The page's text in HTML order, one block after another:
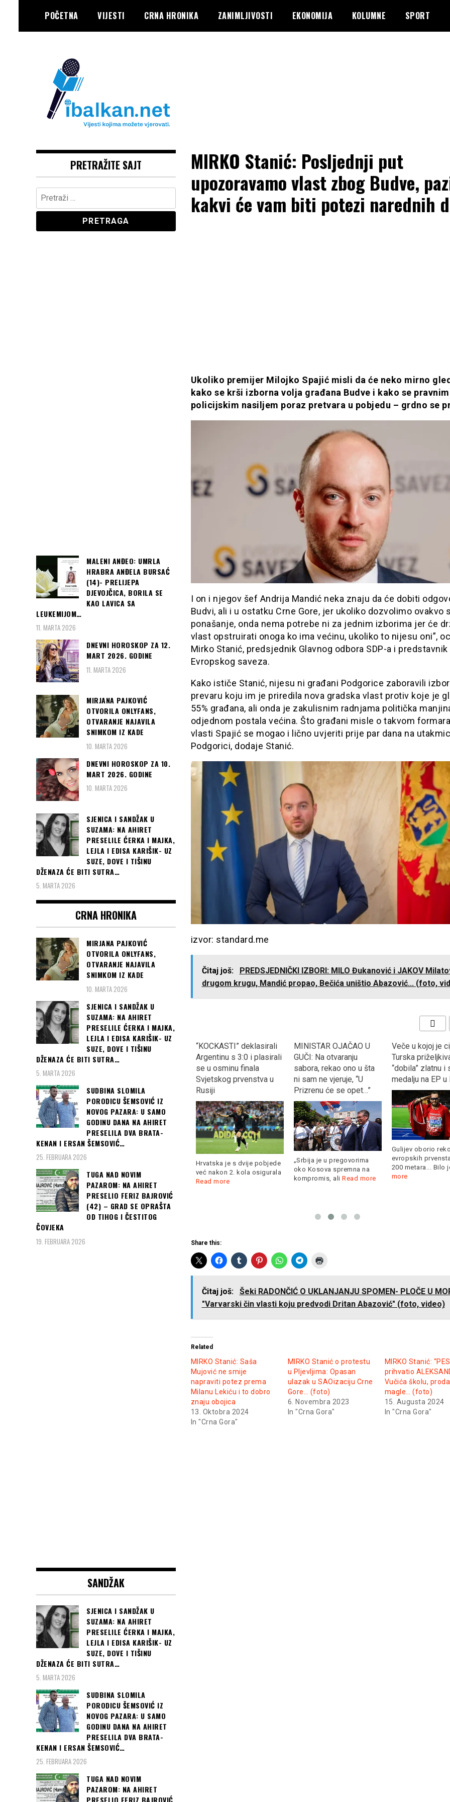
content
POČETNA VIJESTI CRNA HRONIKA ZANIMLJIVOSTI EKONOMIJA KOLUMNE SPORT
IBALKAN
MIRKO Stanić: Posljednji put
upozoravamo vlast zbog Budve,
kakvi će vam biti potezi narednih
Ukoliko premijer Milojko Spajić misli da će neko mirno
kako se krši izborna volja građana Budve i kako se
policijskim nasiljem poraz pretvara u pobjedu – grdno se
I on i njegov šef Andrija Mandić neka znaju da će dobiti
Budvi, ali i u ostatku Crne Gore, jer ukoliko dozvolimo ovakvo
ponašanje, onda nema potrebe ni za jednim izborima jer će
vlast opstruirati onoga ko ima većinu, ukoliko to nijesu oni”,
Mirko Stanić, predsjednik Glavnog odbora SDP-a i predstavnik
Evropskog saveza.
Kako ističe Stanić, nijesu ni građani Podgorice zaboravili
prevaru koju im je priredila nova gradska vlast protiv koje je
55% građana, ali onda je zakulisnim radnjama politička
odjednom postala većina. Što građani misle o takvom
vlasti Spajić se mogao i lično uvjeriti prije par dana na
Podgorici, dodaje Stanić.
izvor: standard.me
Čitaj još:
PREDSJEDNIČKI IZBORI: MILO Đukanović i JAKOV
drugom krugu, Mandić propao, Bečića uništio Abazović... (foto,
Veče u kojoj je cijela
Turska priželjkivala i
“dobila” zlatnu i srebrenu
evropskih prvenstava na
ZAGREB: Kontraverzni
Marko Tompson opet
Kada je hrvatske fudbalere
u Zagrebu dočekalo pola
“KOCKASTI” deklasirali
Argentinu s 3:0 i plasirali
se u osminu finala
Svjetskog prvenstva u
Rusiji
Hrvatska je s dvije pobjede
već nakon 2. kola osigurala
Read more
MINISTAR OJAČAO U
GUČI: Na otvaranju
sabora, rekao ono u šta
ni sam ne vjeruje, “U
Prizrenu će se opet…”
„Srbija je u pregovorima
oko Kosova spremna na
kompromis, ali Read more
Veče u kojoj je
Turska
“dobila” zlatnu i
medalju na EP u
Gulijev oborio
evropskih
200 metara... Bilo
more
Share this:
Čitaj još:
Šeki RADONČIĆ O UKLANJANJU SPOMEN- PLOČE U
"Varvarski čin vlasti koju predvodi Dritan Abazović" (foto, video)
Related
MIRKO Stanić: Saša
Mujović ne smije
napraviti potez prema
Milanu Lekiću i to dobro
znaju obojica
13. Oktobra 2024
In "Crna Gora"
MIRKO Stanić o protestu
u Pljevljima: Opasan
ulazak u SAOizaciju Crne
Gore… (foto)
6. Novembra 2023
In "Crna Gora"
MIRKO Stanić:
prihvatio
Vučića školu,
magle… (foto)
15. Augusta 2024
In "Crna Gora"
PRETRAŽITE SAJT
Pretraga:
MALENI ANĐEO: UMRLA
HRABRA ANĐELA BURSAĆ
(14)- PRELIJEPA
DJEVOJČICA, BORILA SE
KAO LAVICA SA
LEUKEMIJOM…
11. MARTA 2026
DNEVNI HOROSKOP ZA 12.
MART 2026. GODINE
11. MARTA 2026
MIRJANA PAJKOVIĆ
OTVORILA ONLYFANS,
OTVARANJE NAJAVILA
SNIMKOM IZ KADE
10. MARTA 2026
DNEVNI HOROSKOP ZA 10.
MART 2026. GODINE
10. MARTA 2026
SJENICA I SANDŽAK U
SUZAMA: NA AHIRET
PRESELILE ĆERKA I MAJKA,
LEJLA I EDISA KARIŠIK- UZ
SUZE, DOVE I TIŠINU
DŽENAZA ĆE BITI SUTRA…
5. MARTA 2026
CRNA HRONIKA
MIRJANA PAJKOVIĆ
OTVORILA ONLYFANS,
OTVARANJE NAJAVILA
SNIMKOM IZ KADE
10. MARTA 2026
SJENICA I SANDŽAK U
SUZAMA: NA AHIRET
PRESELILE ĆERKA I MAJKA,
LEJLA I EDISA KARIŠIK- UZ
SUZE, DOVE I TIŠINU
DŽENAZA ĆE BITI SUTRA…
5. MARTA 2026
SUDBINA SLOMILA
PORODICU ŠEMSOVIĆ IZ
NOVOG PAZARA: U SAMO
GODINU DANA NA AHIRET
PRESELILA DVA BRATA-
KENAN I ERSAN ŠEMSOVIĆ…
25. FEBRUARA 2026
TUGA NAD NOVIM
PAZAROM: NA AHIRET
PRESELIO FERIZ BAJROVIĆ
(42) – GRAD SE OPRAŠTA
OD TIHOG I ČESTITOG
ČOVJEKA
19. FEBRUARA 2026
SANDŽAK
SJENICA I SANDŽAK U
SUZAMA: NA AHIRET
PRESELILE ĆERKA I MAJKA,
LEJLA I EDISA KARIŠIK- UZ
SUZE, DOVE I TIŠINU
DŽENAZA ĆE BITI SUTRA…
5. MARTA 2026
SUDBINA SLOMILA
PORODICU ŠEMSOVIĆ IZ
NOVOG PAZARA: U SAMO
GODINU DANA NA AHIRET
PRESELILA DVA BRATA-
KENAN I ERSAN ŠEMSOVIĆ…
25. FEBRUARA 2026
TUGA NAD NOVIM
PAZAROM: NA AHIRET